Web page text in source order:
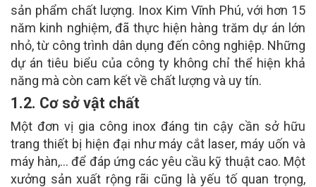
sản phẩm chất lượng. Inox Kim Vĩnh Phú, với hơn 15
năm kinh nghiệm, đã thực hiện hàng trăm dự án lớn
nhỏ, từ công trình dân dụng đến công nghiệp. Những
dự án tiêu biểu của công ty không chỉ thể hiện khả
năng mà còn cam kết về chất lượng và uy tín.
1.2. Cơ sở vật chất
Một đơn vị gia công inox đáng tin cậy cần sở hữu
trang thiết bị hiện đại như máy cắt laser, máy uốn và
máy hàn,… để đáp ứng các yêu cầu kỹ thuật cao. Một
xưởng sản xuất rộng rãi cũng là yếu tố quan trọng,